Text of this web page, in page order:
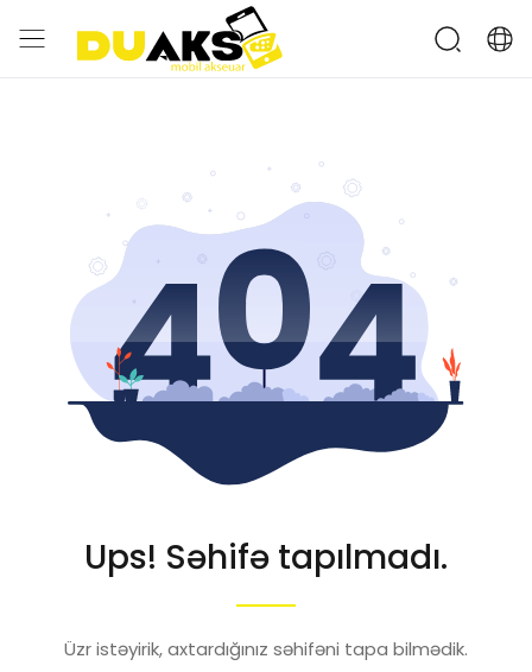
Ups! Səhifə tapılmadı.
Üzr istəyirik, axtardığınız səhifəni tapa bilmədik.